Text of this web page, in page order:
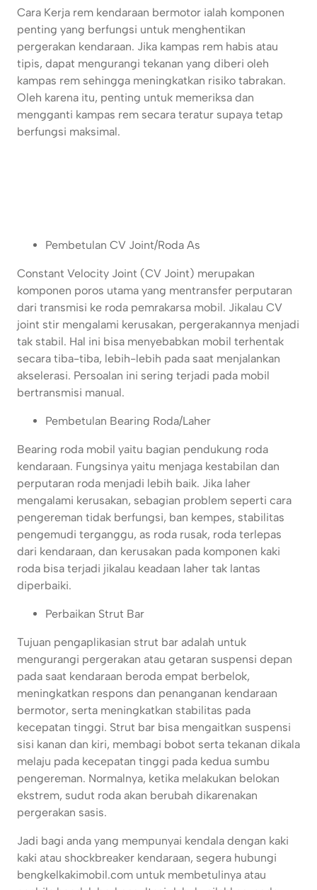
Cara Kerja rem kendaraan bermotor ialah komponen
penting yang berfungsi untuk menghentikan
pergerakan kendaraan. Jika kampas rem habis atau
tipis, dapat mengurangi tekanan yang diberi oleh
kampas rem sehingga meningkatkan risiko tabrakan.
Oleh karena itu, penting untuk memeriksa dan
mengganti kampas rem secara teratur supaya tetap
berfungsi maksimal.
Pembetulan CV Joint/Roda As
Constant Velocity Joint (CV Joint) merupakan
komponen poros utama yang mentransfer perputaran
dari transmisi ke roda pemrakarsa mobil. Jikalau CV
joint stir mengalami kerusakan, pergerakannya menjadi
tak stabil. Hal ini bisa menyebabkan mobil terhentak
secara tiba-tiba, lebih-lebih pada saat menjalankan
akselerasi. Persoalan ini sering terjadi pada mobil
bertransmisi manual.
Pembetulan Bearing Roda/Laher
Bearing roda mobil yaitu bagian pendukung roda
kendaraan. Fungsinya yaitu menjaga kestabilan dan
perputaran roda menjadi lebih baik. Jika laher
mengalami kerusakan, sebagian problem seperti cara
pengereman tidak berfungsi, ban kempes, stabilitas
pengemudi terganggu, as roda rusak, roda terlepas
dari kendaraan, dan kerusakan pada komponen kaki
roda bisa terjadi jikalau keadaan laher tak lantas
diperbaiki.
Perbaikan Strut Bar
Tujuan pengaplikasian strut bar adalah untuk
mengurangi pergerakan atau getaran suspensi depan
pada saat kendaraan beroda empat berbelok,
meningkatkan respons dan penanganan kendaraan
bermotor, serta meningkatkan stabilitas pada
kecepatan tinggi. Strut bar bisa mengaitkan suspensi
sisi kanan dan kiri, membagi bobot serta tekanan dikala
melaju pada kecepatan tinggi pada kedua sumbu
pengereman. Normalnya, ketika melakukan belokan
ekstrem, sudut roda akan berubah dikarenakan
pergerakan sasis.
Jadi bagi anda yang mempunyai kendala dengan kaki
kaki atau shockbreaker kendaraan, segera hubungi
bengkelkakimobil.com untuk membetulinya atau